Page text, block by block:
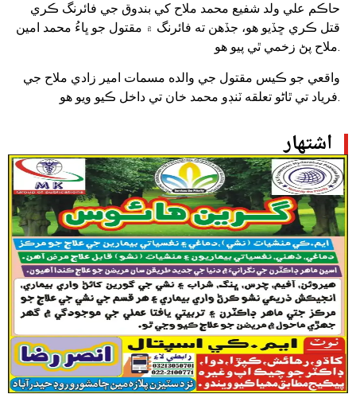
اشتهار
حاڪم علي ولد شفيع محمد ملاح کي بندوق جي فائرنگ ڪري
قتل ڪري ڇڏيو هو، جڏهن ته فائرنگ ۾ مقتول جو ڀاءُ محمد امين
ملاح پڻ زخمي ٿي پيو هو.
واقعي جو ڪيس مقتول جي والده مسمات امير زادي ملاح جي
فرياد تي ٿاڻو تعلقه ٽنڊو محمد خان تي داخل ڪيو ويو هو.